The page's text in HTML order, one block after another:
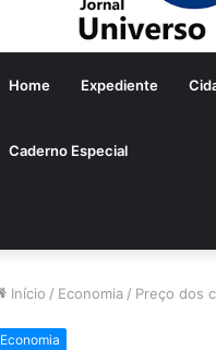
Home Expediente
Caderno Especial
Início / Economia / Preço dos
Economia